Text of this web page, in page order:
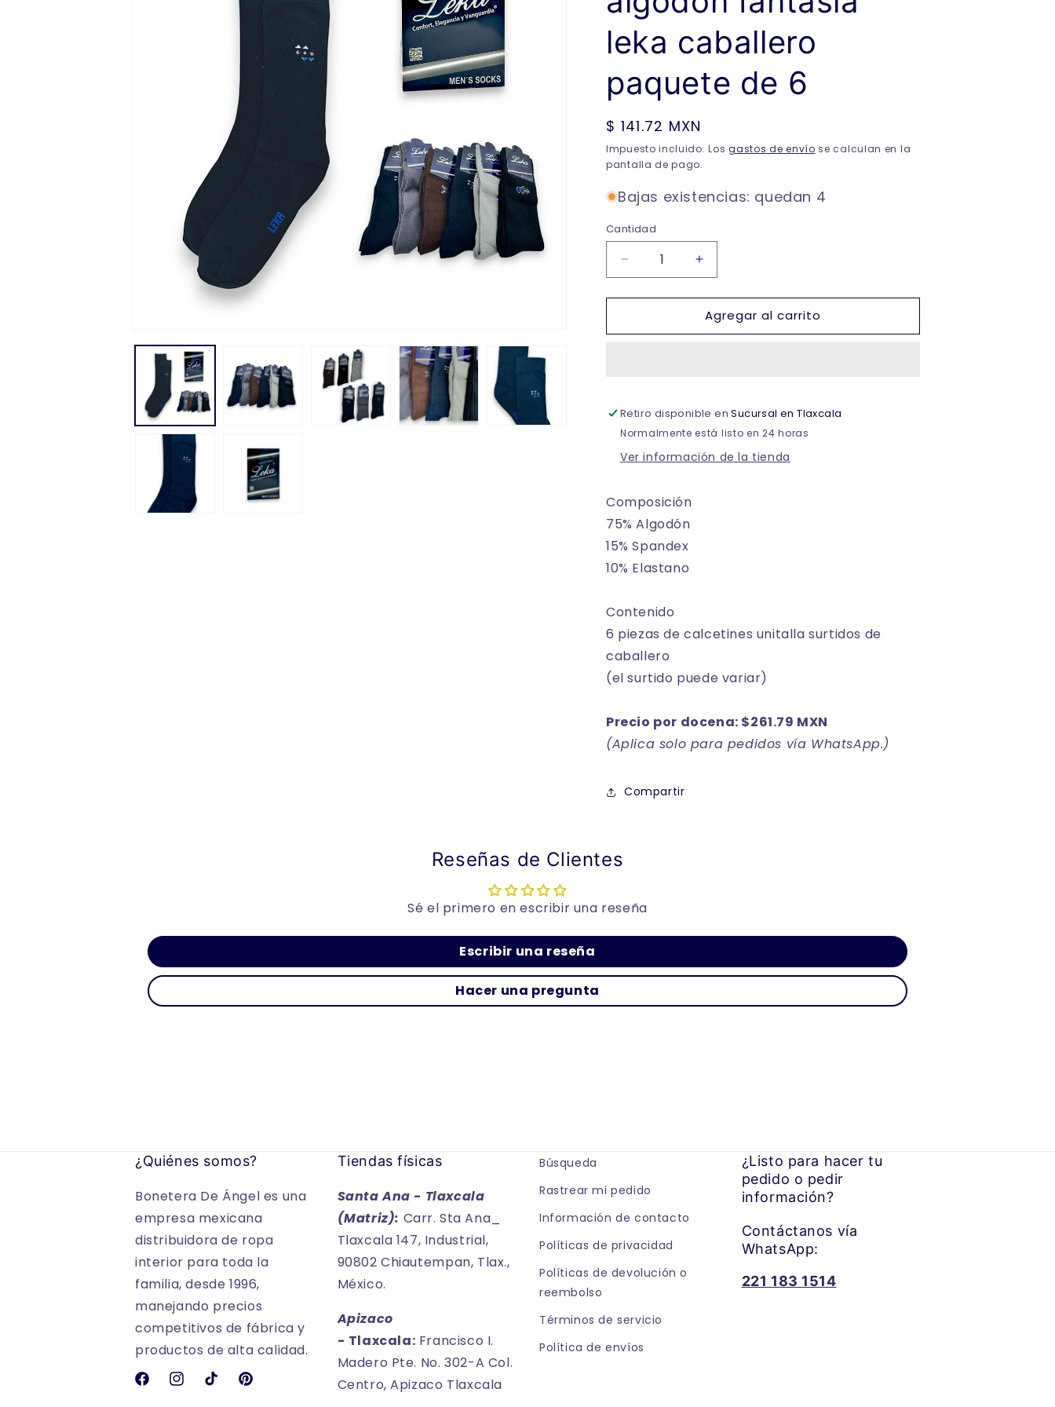
leka caballero
paquete de 6
Precio
habitual
$ 141.72 MXN
Impuesto incluido. Losgastos de envío se calculan en la
pantalla de pago.
Bajas existencias: quedan 4
Cantidad
Reducir
cantidad
para
de
paquete
de
Aumentar
cantidad
para
Calcetines
de
paquete
de
Agregar al carrito
Retiro disponible enSucursal en Tlaxcala
Normalmente está listo en 24 horas
Ver información de la tienda
Composición
75% Algodón
15% Spandex
10% Elastano
Contenido
6 piezas de calcetines unitalla surtidos de
caballero
(el surtido puede variar)
Precio por docena: $261.79 MXN
(Aplica solo para pedidos vía WhatsApp.)
Compartir
Reseñas de Clientes
Sé el primero en escribir una reseña
Escribir una reseña
Hacer una pregunta
¿Quiénes somos?
Bonetera De Ángel es una
empresa mexicana
distribuidora de ropa
interior para toda la
familia, desde 1996,
manejando precios
competitivos de fábrica y
productos de alta calidad.
FacebookInstagramTikTokPinterest
Tiendas físicas
Santa Ana - Tlaxcala
(Matriz): Carr. Sta Ana_
Tlaxcala 147, Industrial,
90802 Chiautempan, Tlax.,
México.
Apizaco
- Tlaxcala: Francisco I.
Madero Pte. No. 302-A Col.
Centro, Apizaco Tlaxcala
Búsqueda
Rastrear mi pedido
Información de contacto
Políticas de privacidad
Políticas de devolución o
reembolso
Términos de servicio
Política de envíos
¿Listo para hacer tu
pedido o pedir
información?
Contáctanos vía
WhatsApp:
221 183 1514